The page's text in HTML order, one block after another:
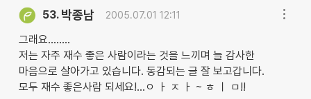
53. 박종남 2005.07.01 12:11
그래요........
저는 자주 재수 좋은 사람이라는 것을 느끼며 늘 감사한
마음으로 살아가고 있습니다. 동감되는 글 잘 보고갑니다.
모두 재수 좋은사람 되세요!...ㅇ ㅏ ㅈ ㅏ ~ ㅎ ㅣ ㅁ!!